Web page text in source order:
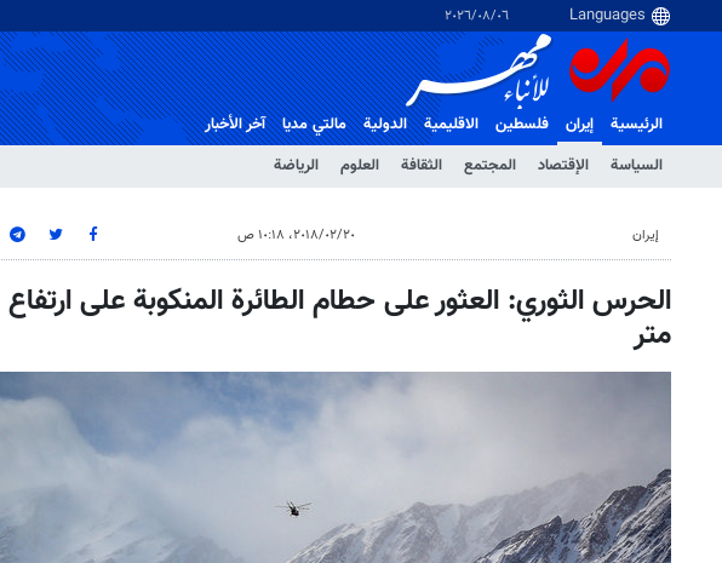
٠٦‏/٠٨‏/٢٠٢٦
الرئيسية
إيران
السياسة
الإقتصاد المجتمع الثقافة العلوم الرياضة
فلسطین الاقلیمیة الدولية مالتي مدیا آخر الأخبار
إيران ٢٠‏/٠٢‏/٢٠١٨، ١٠:١٨ ص
متر